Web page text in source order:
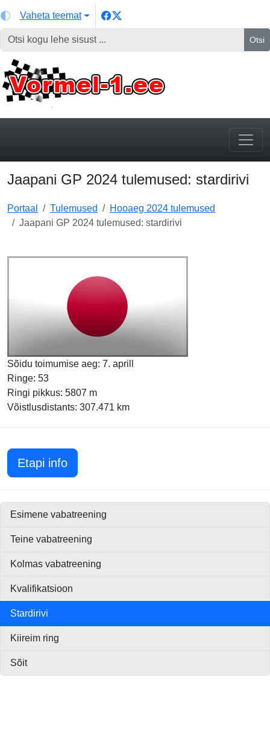
Vaheta teemat
Otsi
Jaapani GP 2024 tulemused: stardirivi
Portaal Tulemused
Hooaeg 2024 tulemused
Jaapani GP 2024 tulemused: stardirivi
Sõidu toimumise aeg: 7. aprill
Ringe: 53
Ringi pikkus: 5807 m
Võistlusdistants: 307.471 km
Etapi infoJaapani GP 2024
Esimene vabatreening
Teine vabatreening
Kolmas vabatreening
Kvalifikatsioon
Stardirivi
Kiireim ring
Sõit